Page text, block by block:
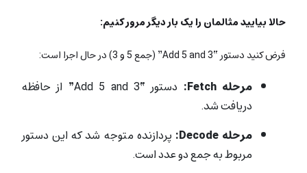
حالا بیایید مثالمان را یک بار دیگر مرور کنیم:
فرض کنید دستور “Add 5 and 3” (جمع 5 و 3) در حال اجرا است:
مرحله Fetch:
دستور “Add 5 and 3” از حافظه
دریافت شد.
مرحله Decode:
پردازنده متوجه شد که این دستور
مربوط به جمع دو عدد است.